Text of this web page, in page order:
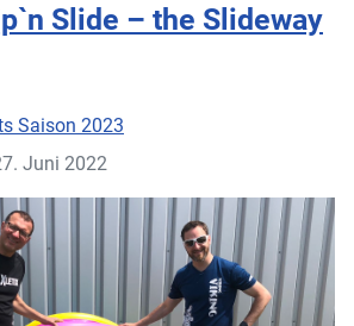
Slide – the Slideway
Saison 2023
Juni 2022